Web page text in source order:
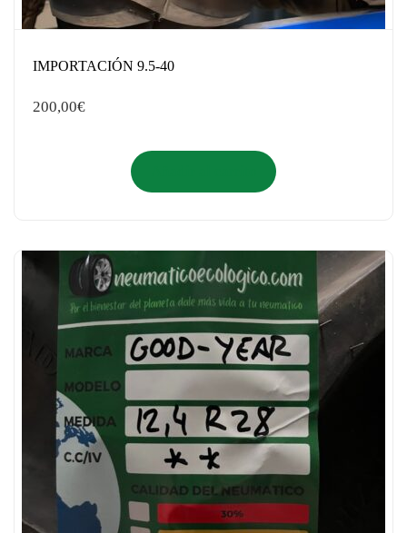
IMPORTACIÓN 9.5-40
200,00€